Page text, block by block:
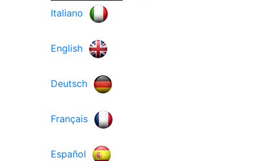
Italiano
English
Deutsch
Français
Español